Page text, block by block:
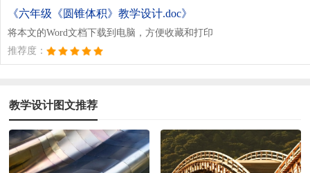
《六年级《圆锥体积》教学设计.doc》
将本文的Word文档下载到电脑，方便收藏和打印
推荐度：
教学设计图文推荐